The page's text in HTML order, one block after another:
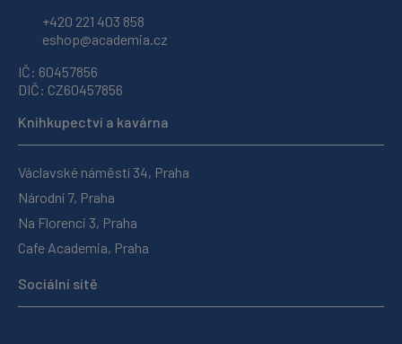
+420 221 403 858
eshop@academia.cz
IČ: 60457856
DIČ: CZ60457856
Knihkupectví a kavárna
Václavské náměstí 34, Praha
Národní 7, Praha
Na Florenci 3, Praha
Cafe Academia, Praha
Sociální sítě